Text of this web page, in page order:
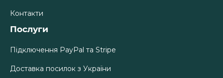
Контакти
Послуги
Підключення PayPal та Stripe
Доставка посилок з України